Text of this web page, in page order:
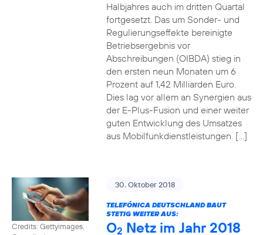
Halbjahres auch im dritten Quartal
fortgesetzt. Das um Sonder- und
Regulierungseffekte bereinigte
Betriebsergebnis vor
Abschreibungen (OIBDA) stieg in
den ersten neun Monaten um 6
Prozent auf 1,42 Milliarden Euro.
Dies lag vor allem an Synergien aus
der E-Plus-Fusion und einer weiter
guten Entwicklung des Umsatzes
aus Mobilfunkdienstleistungen. […]
Credits: Gettyimages,
30. Oktober 2018
TELEFÓNICA DEUTSCHLAND BAUT
STETIG WEITER AUS:
O2 Netz im Jahr 2018